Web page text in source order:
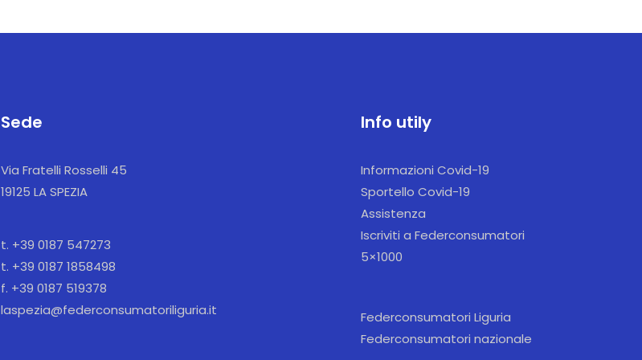
Sede
Via Fratelli Rosselli 45
19125 LA SPEZIA
t. +39 0187 547273
t. +39 0187 1858498
f. +39 0187 519378
laspezia@federconsumatoriliguria.it
Info utily
Informazioni Covid-19
Sportello Covid-19
Assistenza
Iscriviti a Federconsumatori
5×1000
Federconsumatori Liguria
Federconsumatori nazionale